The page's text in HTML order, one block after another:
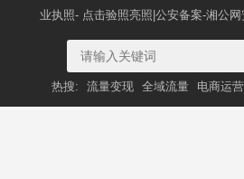
业执照- 点击验照亮照 |公安备案-湘公网
热搜: 流量变现 全域流量 电商运营